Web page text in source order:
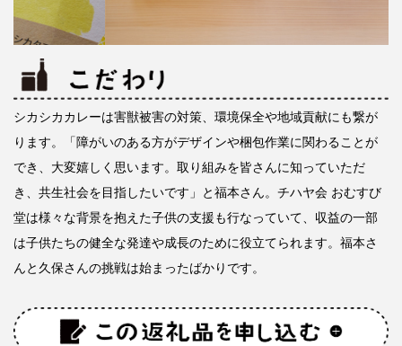
シカシカカレーは害獣被害の対策、環境保全や地域貢献にも繋が
ります。「障がいのある方がデザインや梱包作業に関わることが
でき、大変嬉しく思います。取り組みを皆さんに知っていただ
き、共生社会を目指したいです」と福本さん。チハヤ会 おむすび
堂は様々な背景を抱えた子供の支援も行なっていて、収益の一部
は子供たちの健全な発達や成長のために役立てられます。福本さ
んと久保さんの挑戦は始まったばかりです。